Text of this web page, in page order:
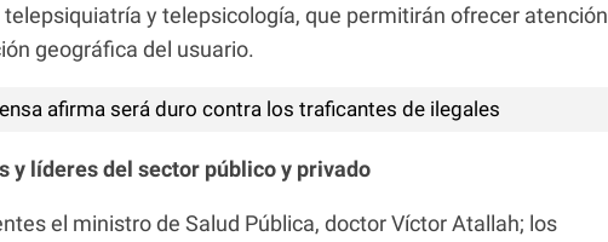
y telepsicología, que permitirán ofrecer atención
geográfica del usuario.
afirma será duro contra los traficantes de ilegales
y líderes del sector público y privado
el ministro de Salud Pública, doctor Víctor Atallah; los